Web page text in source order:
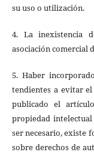
su uso o utilización.
4. La inexistencia
asociación comercial
5. Haber
tendientes a evitar
publicado el
propiedad
ser necesario, existe
sobre derechos de